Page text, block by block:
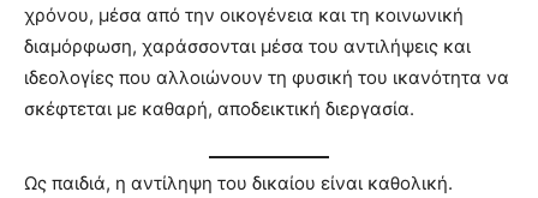
χρόνου, μέσα από την οικογένεια και τη κοινωνική
διαμόρφωση, χαράσσονται μέσα του αντιλήψεις και
ιδεολογίες που αλλοιώνουν τη φυσική του ικανότητα να
σκέφτεται με καθαρή, αποδεικτική διεργασία.
Ως παιδιά, η αντίληψη του δικαίου είναι καθολική.